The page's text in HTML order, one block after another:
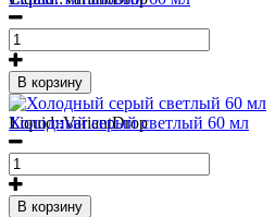
В корзину
1
Liquid::VariantDrop
Холодный серый светлый 60 мл
В корзину